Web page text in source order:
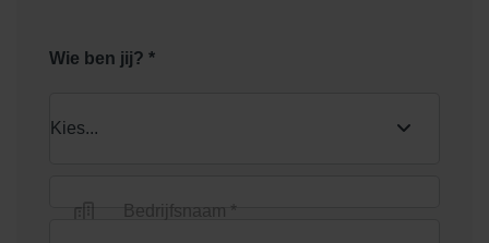
Wie ben jij? *
Bedrijfsnaam *